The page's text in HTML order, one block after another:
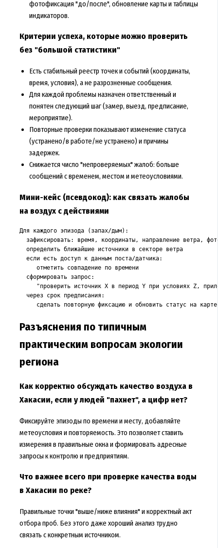
фотофиксация "до/после", обновление карты и таблицы
индикаторов.
Критерии успеха, которые можно проверить
без "большой статистики"
Есть стабильный реестр точек и событий (координаты,
время, условия), а не разрозненные сообщения.
Для каждой проблемы назначен ответственный и
понятен следующий шаг (замер, выезд, предписание,
мероприятие).
Повторные проверки показывают изменение статуса
(устранено/в работе/не устранено) и причины
задержек.
Снижается число "непроверяемых" жалоб: больше
сообщений с временем, местом и метеоусловиями.
Мини-кейс (псевдокод): как связать жалобы
на воздух с действиями
Для каждого эпизода (запах/дым):
зафиксировать: время, координаты, направление ветра,
  определить ближайшие источники в секторе ветра
  если есть доступ к данным поста/датчика:
     отметить совпадение по времени
  сформировать запрос:
"проверить источник X в период Y при условиях Z,
  через срок предписания:
     сделать повторную фиксацию и обновить статус на карте
Разъяснения по типичным
практическим вопросам экологии
региона
Как корректно обсуждать качество воздуха в
Хакасии, если у людей "пахнет", а цифр нет?
Фиксируйте эпизоды по времени и месту, добавляйте
метеоусловия и повторяемость. Это позволяет ставить
измерения в правильные окна и формировать адресные
запросы к контролю и предприятиям.
Что важнее всего при проверке качества воды
в Хакасии по реке?
Правильные точки "выше/ниже влияния" и корректный акт
отбора проб. Без этого даже хороший анализ трудно
связать с конкретным источником.